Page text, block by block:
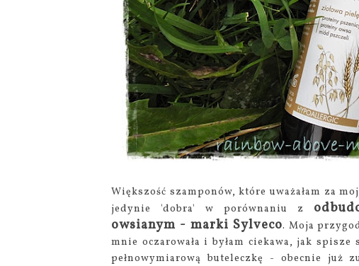
Większość szamponów, które uważałam za
jedynie 'dobra' w porównaniu z
owsianym - marki Sylveco. Moja
mnie oczarowała i byłam ciekawa, jak spisze
pełnowymiarową buteleczkę - obecnie już